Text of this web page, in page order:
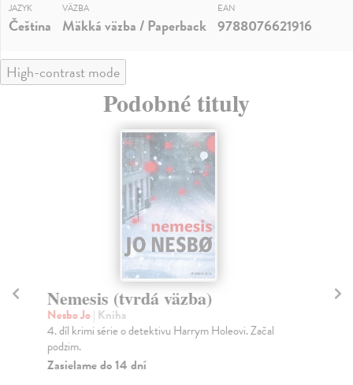
JAZYK
Čeština
VÄZBA
Mäkká väzba / Paperback
EAN
9788076621916
High-contrast mode
Podobné tituly
Nemesis (tvrdá väzba)
Nesbo Jo| Kniha
4. díl krimi série o detektivu Harrym Holeovi. Začal
podzim.
Zasielame do 14 dní